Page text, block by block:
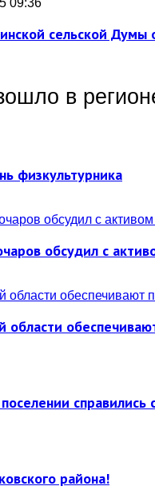
09:36
сельской
в
физкультурника
обсудил с
области
справились
района!